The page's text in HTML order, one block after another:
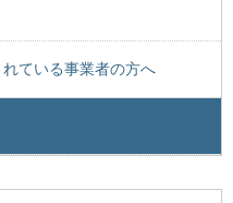
ている事業者の方へ